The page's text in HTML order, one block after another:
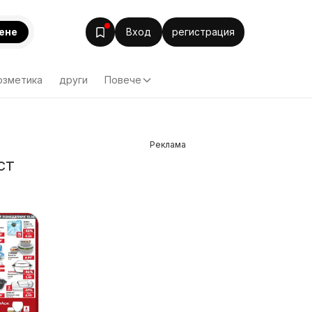
Вход регистрация
други Повече
Реклама